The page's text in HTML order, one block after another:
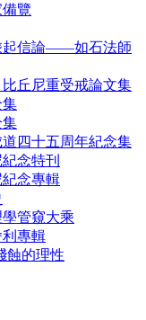
覽
起信論――如石法師
丘尼重受戒論文集
集
集
四十五周年紀念集
念特刊
念專輯
管窺大乘
專輯
蝕的理性